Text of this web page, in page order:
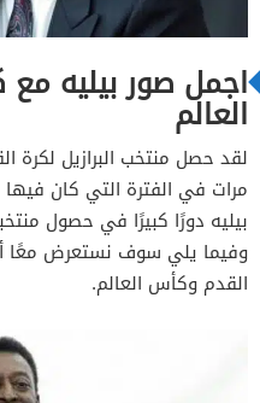
اجمل صور بيليه
العالم
لقد حصل منتخب البرازيل لكرة
مرات في الفترة التي كان فيها
بيليه دورًا كبيرًا في حصول
وفيما يلي سوف نستعرض معًا
القدم وكأس العالم.